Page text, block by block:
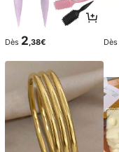
Dès 2 ,38€ Dès